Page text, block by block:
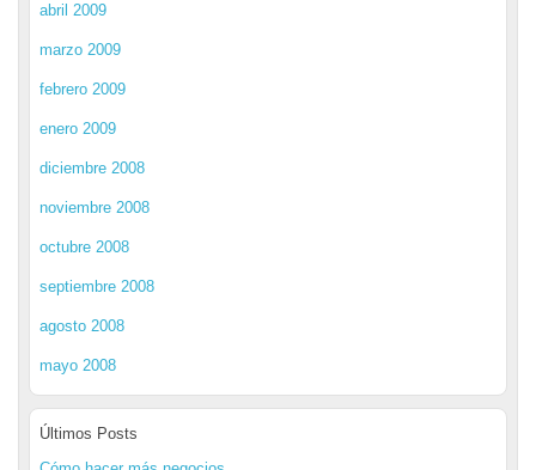
abril 2009
marzo 2009
febrero 2009
enero 2009
diciembre 2008
noviembre 2008
octubre 2008
septiembre 2008
agosto 2008
mayo 2008
Últimos Posts